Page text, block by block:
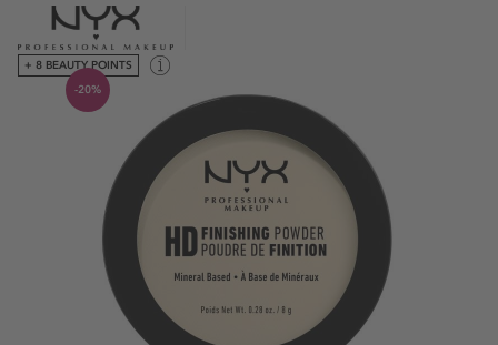
+ 8 BEAUTY POINTS
-20%